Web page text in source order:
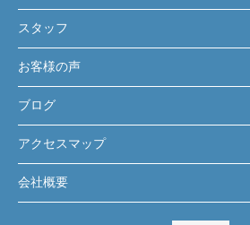
スタッフ
お客様の声
ブログ
アクセスマップ
会社概要